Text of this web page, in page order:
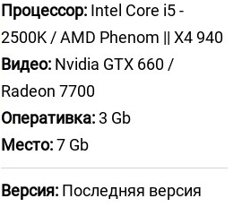
Процессор: Intel Core i5 -
2500K / AMD Phenom || X4 940
Видео: Nvidia GTX 660 /
Radeon 7700
Оперативка: 3 Gb
Место:7 Gb
Версия: Последняя версия